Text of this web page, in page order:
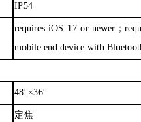
IP54
requires iOS 17 or newer；
mobile end device with
48°×36°
定焦